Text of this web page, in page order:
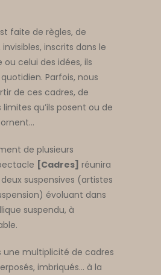
faite de règles, de
invisibles, inscrits dans le
celui des idées, ils
Parfois, nous
de ces cadres, de
limites qu’ils posent ou de
de plusieurs
[Cadres] réunira
suspensives (artistes
évoluant dans
suspendu, à
une multiplicité de cadres
imbriqués… à la